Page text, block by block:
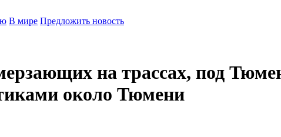
В мире Предложить новость
на трассах, под
около Тюмени